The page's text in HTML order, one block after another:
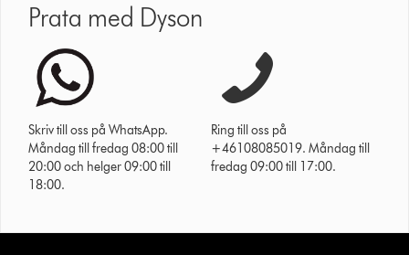
Prata med Dyson
Skriv till oss på WhatsApp.
Måndag till fredag 08:00 till
20:00 och helger 09:00 till
18:00.
Ring till oss på
+46108085019. Måndag till
fredag 09:00 till 17:00.